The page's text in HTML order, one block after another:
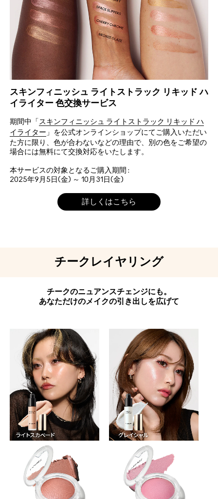
スキンフィニッシュ ライトストラック リキッド ハ
イライター 色交換サービス
期間中「 スキンフィニッシュ ライトストラック リキッド ハ
イライター 」を公式オンラインショップにてご購入いただい
た方に限り、色が合わないなどの理由で、別の色をご希望の
場合には無料にて交換対応をいたします。
本サービスの対象となるご購入期間 :
2025年9月5日(金) ～ 10月31日(金)
詳しくはこちら
チークレイヤリング
チークのニュアンスチェンジにも。
あなただけのメイクの引き出しを広げて